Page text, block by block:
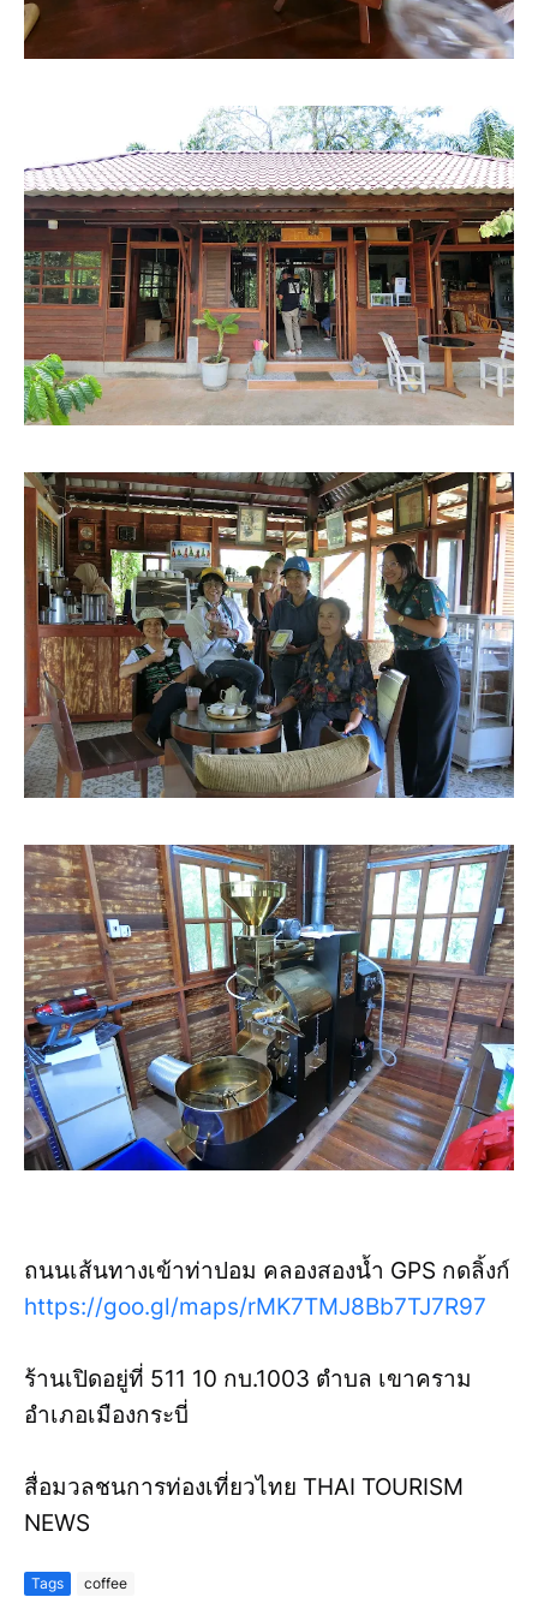
ถนนเส้นทางเข้าท่าปอม คลองสองน้ำ GPS กดลิ้งก์
https://goo.gl/maps/rMK7TMJ8Bb7TJ7R97
ร้านเปิดอยู่ที่ 511 10 กบ.1003 ตำบล เขาคราม
อำเภอเมืองกระบี่
สื่อมวลชนการท่องเที่ยวไทย THAI TOURISM
NEWS
Tags coffee